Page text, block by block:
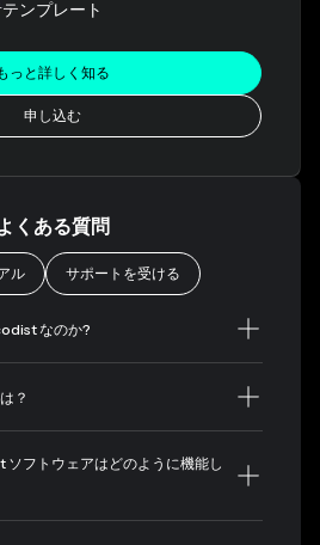
ンプレート
っと詳しく知る
申し込む
くある質問
ル サポートを受ける
なのか?
？
フトウェアはどのように機能し